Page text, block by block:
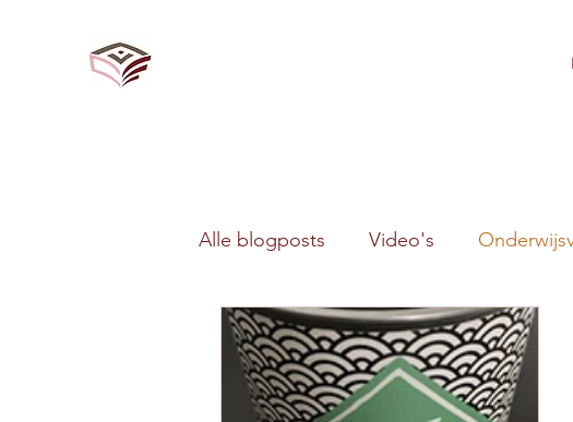
Alle blogposts Video's
Veranderkunde